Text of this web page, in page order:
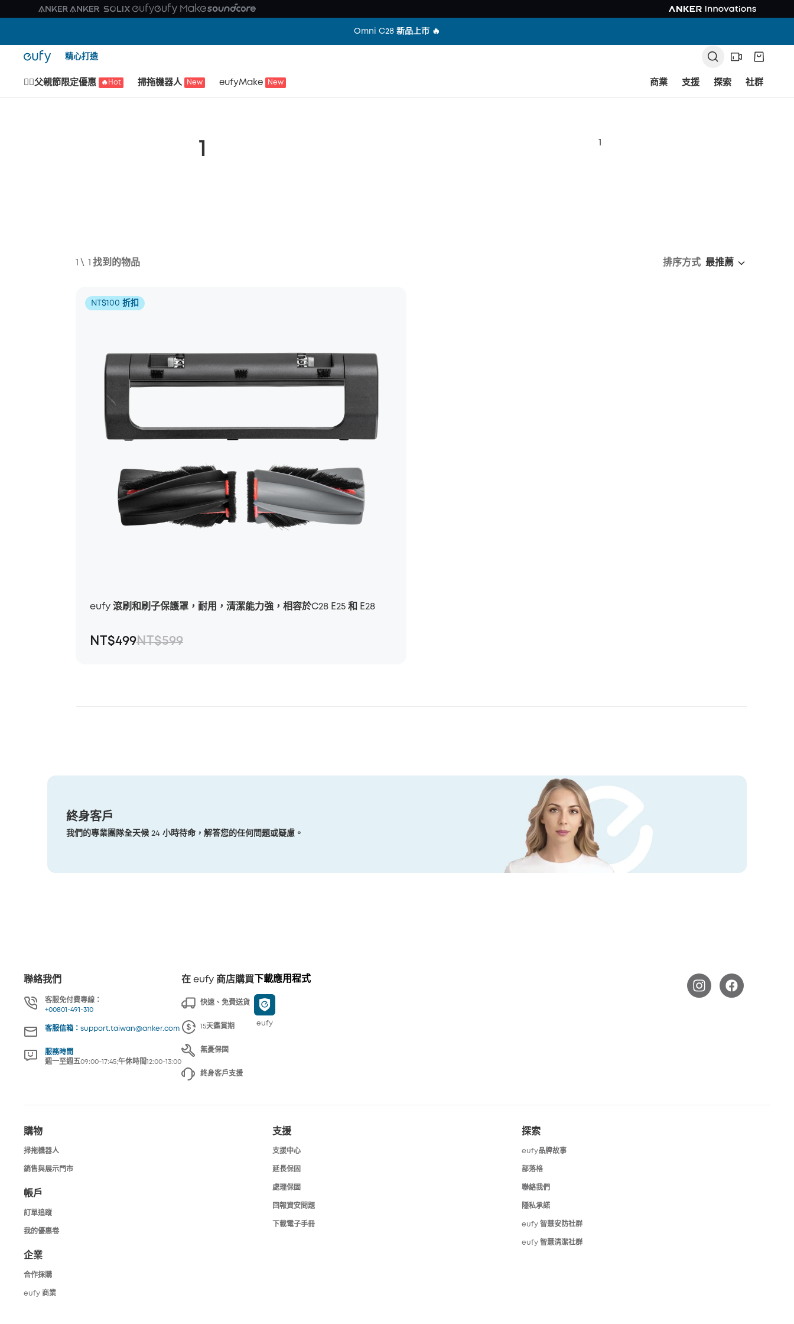
Omni C28 新品上市 🔥
精心打造
🙆‍♂️父親節限定優惠 🔥Hot 掃拖機器人 New eufyMake New 商業 支援 探索 社群
1 1
1 \ 1 找到的物品 排序方式 最推薦
NT$100 折扣
eufy 滾刷和刷子保護罩，耐用，清潔能力強，相容於C28 E25 和 E28
NT$499NT$599
終身客戶
我們的專業團隊全天候 24 小時待命，解答您的任何問題或疑慮。
聯絡我們
客服免付費專線：
+00801-491-310
客服信箱：support.taiwan@anker.com
服務時間
週一至週五09:00-17:45;午休時間12:00-13:00
在 eufy 商店購買
快速、免費送貨
15天鑑賞期
無憂保固
終身客戶支援
下載應用程式
eufy
購物
掃拖機器人
銷售與展示門市
帳戶
訂單追蹤
我的優惠卷
企業
合作採購
eufy 商業
支援
支援中心
延長保固
處理保固
回報資安問題
下載電子手冊
探索
eufy品牌故事
部落格
聯絡我們
隱私承諾
eufy 智慧安防社群
eufy 智慧清潔社群